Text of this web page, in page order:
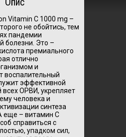
Vitamin C 1000 mg –
не обойтись, тем
пандемии
болезни. Это –
премиального
отлично
и
воспалительный
эффективной
всех ОРВИ, укрепляет
человека и
синтеза
еще – витамин С
справиться с
упадком сил,